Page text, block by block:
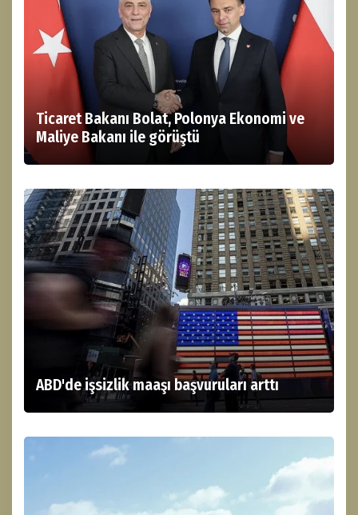
Ticaret Bakanı Bolat, Polonya Ekonomi ve
Maliye Bakanı ile görüştü
ABD'de işsizlik maaşı başvuruları arttı